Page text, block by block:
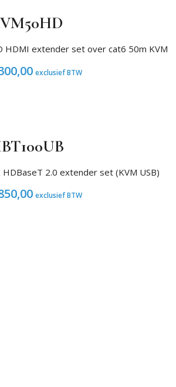
HDMI extender set over cat6 50m KVM
exclusief BTW
HDBaseT 2.0 extender set (KVM USB)
exclusief BTW